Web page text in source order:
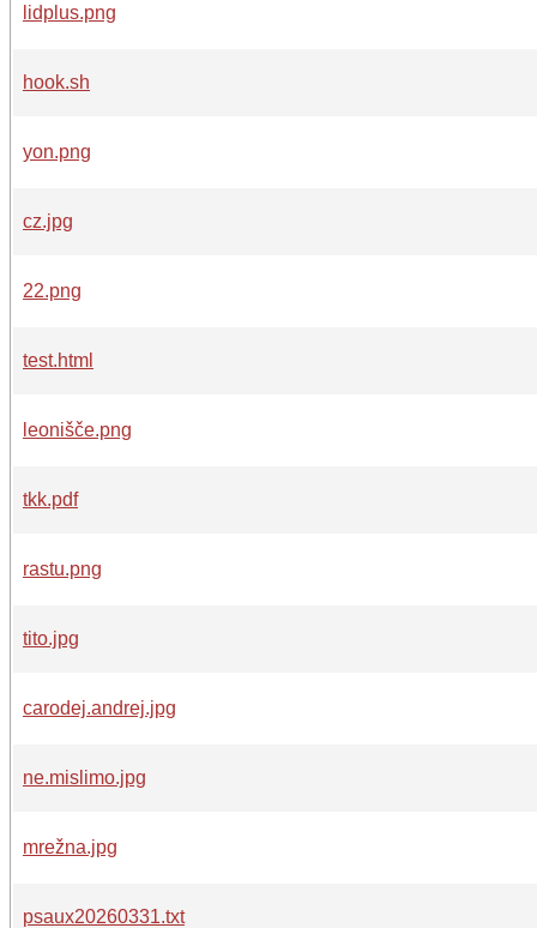
lidplus.png
hook.sh
yon.png
cz.jpg
22.png
test.html
leonišče.png
tkk.pdf
rastu.png
tito.jpg
carodej.andrej.jpg
ne.mislimo.jpg
mrežna.jpg
psaux20260331.txt